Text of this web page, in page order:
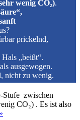
wenig CO₂).
prickelnd,
Hals „beißt“.
ausgewogen.
nicht zu wenig.
zwischen
CO₂) . Es ist also